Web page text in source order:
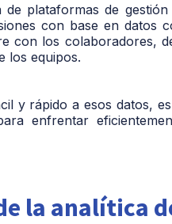
de plataformas de
con base en datos
con los colaboradores,
los equipos.
y rápido a esos datos,
enfrentar
la analítica